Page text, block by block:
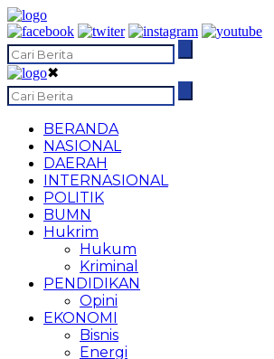
✖
BERANDA
NASIONAL
DAERAH
INTERNASIONAL
POLITIK
BUMN
Hukrim
Hukum
Kriminal
PENDIDIKAN
Opini
EKONOMI
Bisnis
Energi